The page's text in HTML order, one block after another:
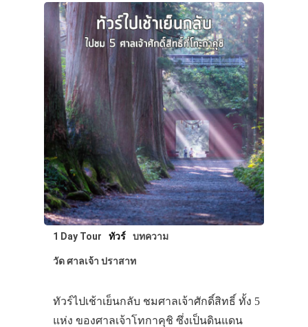
1 Day Tour ทัวร์ บทความ
วัด ศาลเจ้า ปราสาท
ทัวร์ไปเช้าเย็นกลับ ชมศาลเจ้าศักดิ์สิทธิ์ ทั้ง 5
แห่ง ของศาลเจ้าโทกาคุชิ ซึ่งเป็นดินแดน